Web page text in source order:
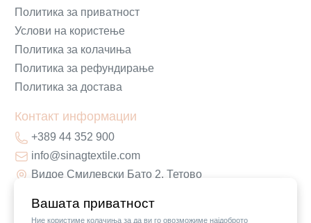
Вашата приватност
Ние користиме колачиња за да ви го овозможиме најдоброто
Политика за приватност
Услови на користење
Политика за колачиња
Политика за рефундирање
Политика за достава
Контакт информации
+389 44 352 900
info@sinagtextile.com
Видое Смилевски Бато 2, Тетово